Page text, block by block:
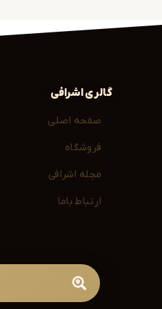
گالری اشرافی
صفحه اصلی
فروشگاه
مجله اشرافی
ارتباط باما